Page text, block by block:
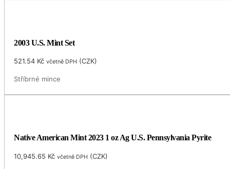
2003 U.S. Mint Set
521.54 Kč včetně DPH (CZK)
Stříbrné mince
Native American Mint 2023 1 oz Ag U.S. Pennsylvania Pyrite
10,945.65 Kč včetně DPH (CZK)